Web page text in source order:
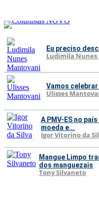
Eu preciso
Ludimila
Vamos
Ulisses
A PMV-ES no
moeda e...
Igor Vitorino da
Mangue Limpo
dos manguezais
Tony Silvaneto